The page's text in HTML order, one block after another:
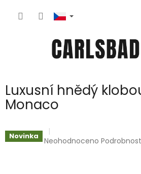
Luxusní hnědý
Monaco
Novinka
Průměrné
Neohodnoceno